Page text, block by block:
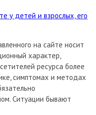
у детей и взрослых, его
на сайте носит
характер,
ресурса более
симптомах и методах
Ситуации бывают